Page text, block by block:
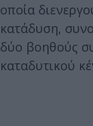
οποία
κατάδυση,
δύο βοηθούς
καταδυτικού